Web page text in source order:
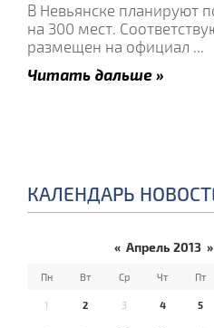
В Невьянске планируют
на 300 мест.
размещен на официал ...
Читать дальше »
КАЛЕНДАРЬ
« Апрель 2013 »
Пн Вт Ср Чт Пт
1 2 3 4 5